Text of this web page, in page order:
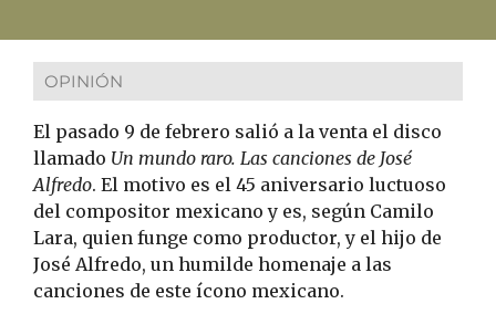
OPINIÓN
El pasado 9 de febrero salió a la venta el disco
llamado Un mundo raro. Las canciones de José
Alfredo. El motivo es el 45 aniversario luctuoso
del compositor mexicano y es, según Camilo
Lara, quien funge como productor, y el hijo de
José Alfredo, un humilde homenaje a las
canciones de este ícono mexicano.